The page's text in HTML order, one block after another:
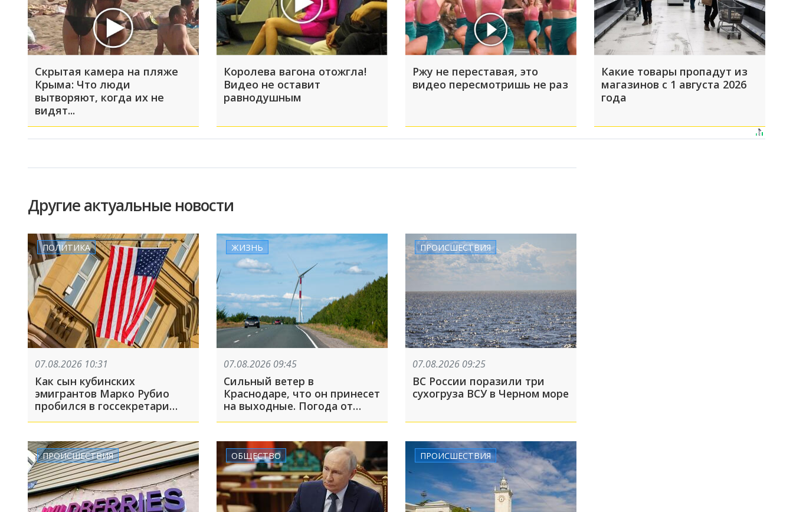
Скрытая камера на пляже
Крыма: Что люди
вытворяют, когда их не
видят...
Королева вагона отожгла!
Видео не оставит
равнодушным
Ржу не переставая, это
видео пересмотришь не раз
Какие товары пропадут из
магазинов с 1 августа 2026
года
Другие актуальные новости
ПОЛИТИКА
07.08.2026 10:31
Как сын кубинских
эмигрантов Марко Рубио
пробился в госсекретари
США. Рассказываем о
главного дипломата
Америки
ЖИЗНЬ
07.08.2026 09:45
Сильный ветер в
Краснодаре, что он принесет
на выходные. Погода от
Леуса
ПРОИСШЕСТВИЯ
07.08.2026 09:25
ВС России поразили три
сухогруза ВСУ в Черном море
ПРОИСШЕСТВИЯ ОБЩЕСТВО ПРОИСШЕСТВИЯ